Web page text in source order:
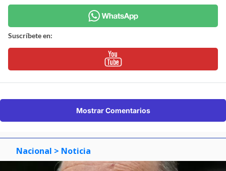
Suscríbete en:
Mostrar Comentarios
Nacional > Noticia